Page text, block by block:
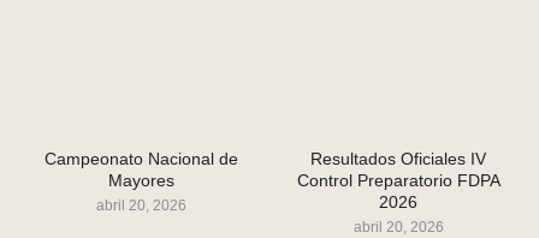
Campeonato Nacional de
Mayores
abril 20, 2026
Resultados Oficiales IV
Control Preparatorio FDPA
2026
abril 20, 2026